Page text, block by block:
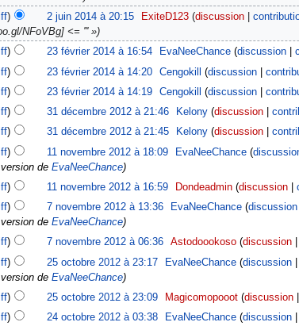
2 juin 2014 à 20:15 ExiteD123 discussion
NFoVBg] <= ''' »
23 février 2014 à 16:54 EvaNeeChance discussion
23 février 2014 à 14:20 Cengokill discussion
23 février 2014 à 14:19 Cengokill discussion
31 décembre 2012 à 21:46 Kelony discussion
31 décembre 2012 à 21:45 Kelony discussion
11 novembre 2012 à 18:09 EvaNeeChance
version deEvaNeeChance
11 novembre 2012 à 16:59 Dondeadmin discussion
7 novembre 2012 à 13:36 EvaNeeChance discussion
version deEvaNeeChance
7 novembre 2012 à 06:36 Astodoookoso discussion
25 octobre 2012 à 23:17 EvaNeeChance discussion
version deEvaNeeChance
25 octobre 2012 à 23:09 Magicomopooot discussion
24 octobre 2012 à 03:38 EvaNeeChance discussion